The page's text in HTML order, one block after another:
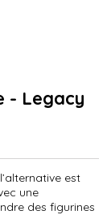
- Legacy
est
une
des figurines